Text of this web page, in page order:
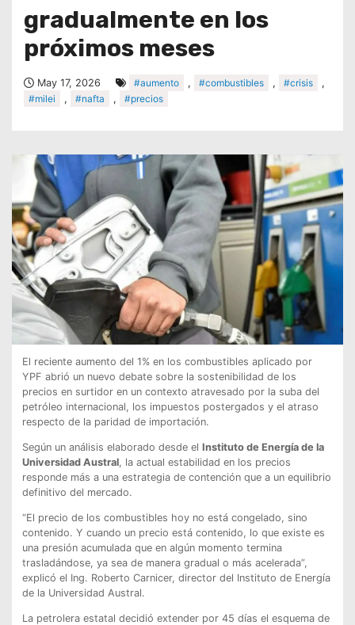
gradualmente en los
próximos meses
May 17, 2026 #aumento , #combustibles , #crisis
,
#milei
, #nafta , #precios
El reciente aumento del 1% en los combustibles aplicado por
YPF abrió un nuevo debate sobre la sostenibilidad de los
precios en surtidor en un contexto atravesado por la suba del
petróleo internacional, los impuestos postergados y el atraso
respecto de la paridad de importación.
Según un análisis elaborado desde el Instituto de Energía de la
Universidad Austral, la actual estabilidad en los precios
responde más a una estrategia de contención que a un equilibrio
definitivo del mercado.
“El precio de los combustibles hoy no está congelado, sino
contenido. Y cuando un precio está contenido, lo que existe es
una presión acumulada que en algún momento termina
trasladándose, ya sea de manera gradual o más acelerada”,
explicó el Ing. Roberto Carnicer, director del Instituto de Energía
de la Universidad Austral.
La petrolera estatal decidió extender por 45 días el esquema de